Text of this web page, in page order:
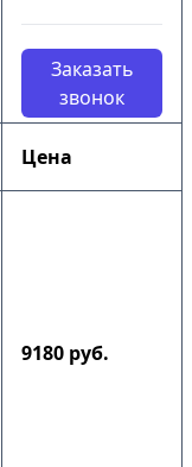
Заказать
звонок
Цена
9180 руб.